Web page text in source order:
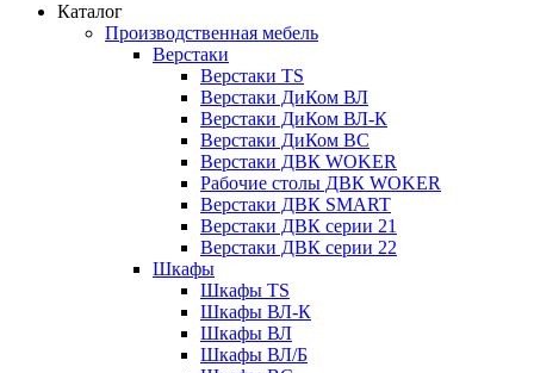
Каталог
Производственная мебель
Верстаки
Верстаки TS
Верстаки ДиКом ВЛ
Верстаки ДиКом ВЛ-К
Верстаки ДиКом ВС
Верстаки ДВК WOKER
Рабочие столы ДВК WOKER
Верстаки ДВК SMART
Верстаки ДВК серии 21
Верстаки ДВК серии 22
Шкафы
Шкафы TS
Шкафы ВЛ-К
Шкафы ВЛ
Шкафы ВЛ/Б